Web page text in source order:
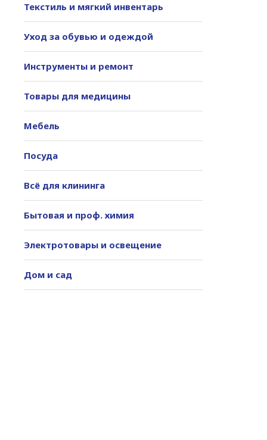
Текстиль и мягкий инвентарь
Уход за обувью и одеждой
Инструменты и ремонт
Товары для медицины
Мебель
Посуда
Всё для клининга
Бытовая и проф. химия
Электротовары и освещение
Дом и сад